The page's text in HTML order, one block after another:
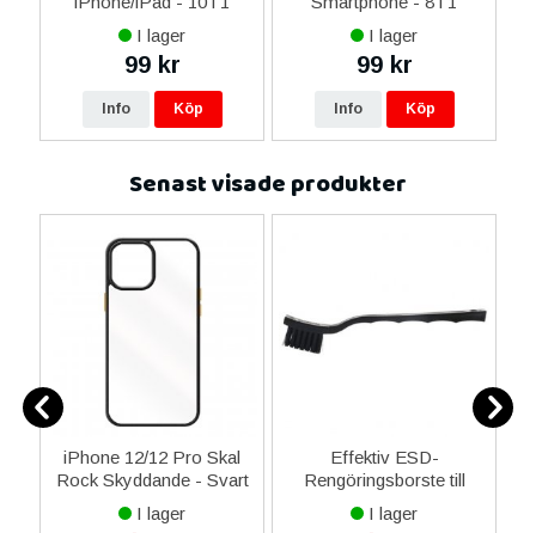
I lager
99 kr
Info Köp
I lager
99 kr
Info Köp
Senast visade produkter
iPhone 12/12 Pro Skal
Rock Skyddande - Svart
Gul
I lager
Effektiv ESD-
Rengöringsborste till
Mobil & Surfplatta
I lager